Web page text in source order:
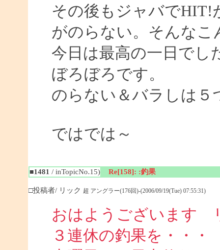
その後もジャバでHIT!
がのらない。そんなこ
今日は最高の一日でし
ぼろぼろです。
のらない＆バラしは５
ではでは～
■1481 / inTopicNo.15) Re[158]: :釣果
□投稿者/ リック 超 アングラー(176回)-(2006/09/19(Tue) 07:55:31)
おはようございます
３連休の釣果を・・・